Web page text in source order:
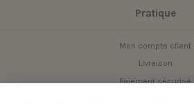
Pratique
Mon compte client
Livraison
Paiement sécurisé